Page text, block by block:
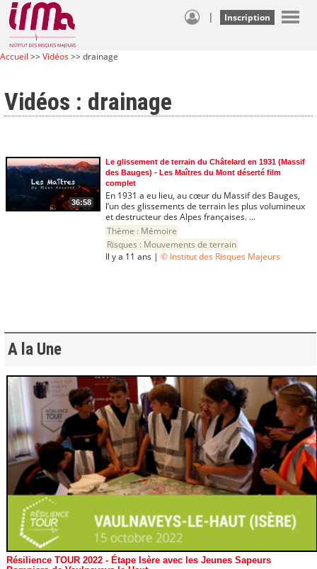
| Inscription
Accueil >>Vidéos>> drainage
Vidéos : drainage
36:58
Le glissement de terrain du Châtelard en 1931 (Massif
des Bauges) - Les Maîtres du Mont déserté film
complet
En 1931 a eu lieu, au cœur du Massif des Bauges,
l’un des glissements de terrain les plus volumineux
et destructeur des Alpes françaises. ...
Thème : Mémoire
Risques : Mouvements de terrain
Il y a 11 ans | © Institut des Risques Majeurs
A la Une
Résilience TOUR 2022 - Étape Isère avec les Jeunes Sapeurs